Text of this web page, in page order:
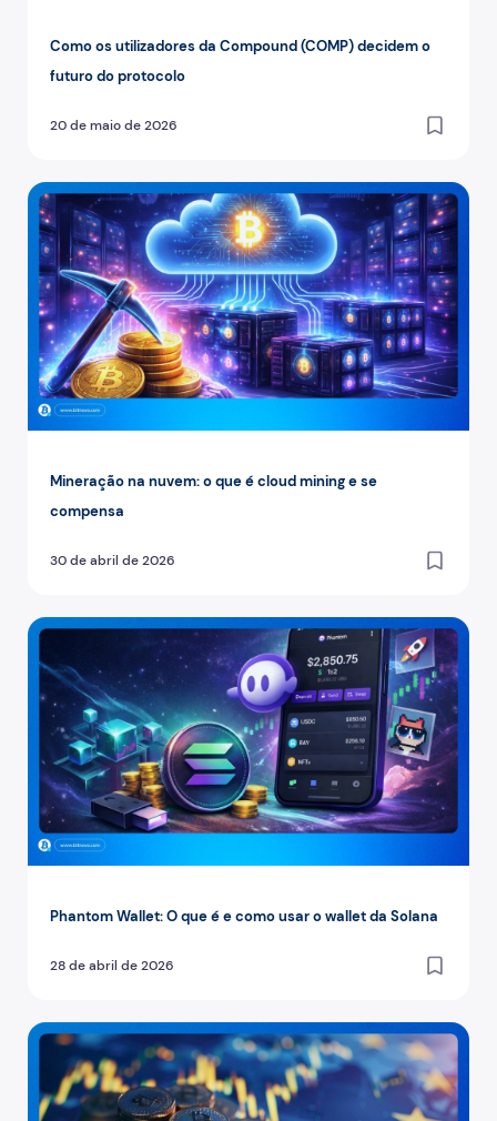
Como os utilizadores da Compound (COMP) decidem o
futuro do protocolo
20 de maio de 2026
Mineração na nuvem: o que é cloud mining e se
compensa
30 de abril de 2026
Mineração na nuvem: o que é cloud mining e se
Phantom Wallet: O que é e como usar o wallet da Solana
28 de abril de 2026
Phantom Wallet: O que é e como usar o wallet da Solana
O BCE revela um plano de finanças tokenizadas na UE